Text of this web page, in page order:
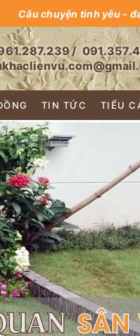
Câu chuyện tình yêu -
/
TIN TỨC TIỂU